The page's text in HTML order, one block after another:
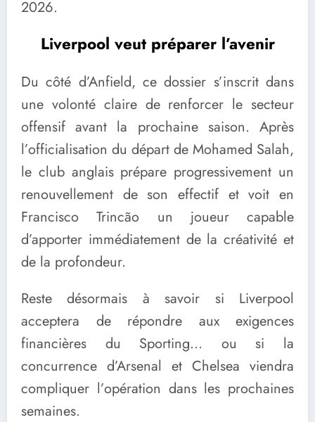
2026.
Liverpool veut préparer l’avenir
Du côté d’Anfield, ce dossier s’inscrit dans
une volonté claire de renforcer le secteur
offensif avant la prochaine saison. Après
l’officialisation du départ de Mohamed Salah,
le club anglais prépare progressivement un
renouvellement de son effectif et voit en
Francisco Trincão un joueur capable
d’apporter immédiatement de la créativité et
de la profondeur.
Reste désormais à savoir si Liverpool
acceptera de répondre aux exigences
financières du Sporting… ou si la
concurrence d’Arsenal et Chelsea viendra
compliquer l’opération dans les prochaines
semaines.